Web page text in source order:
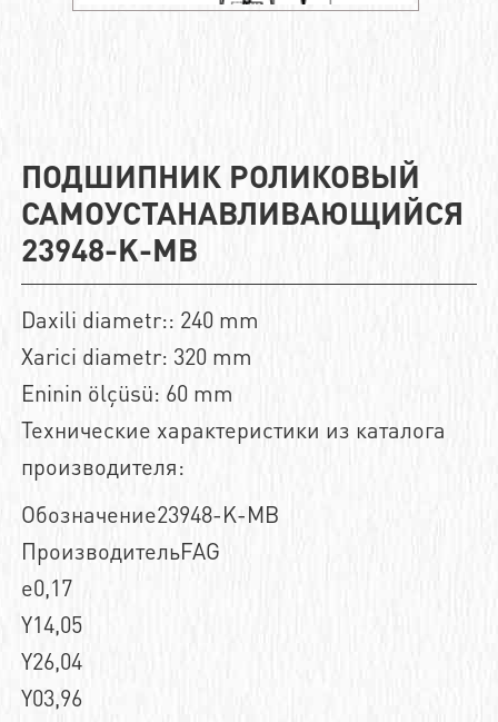
ПОДШИПНИК РОЛИКОВЫЙ
САМОУСТАНАВЛИВАЮЩИЙСЯ
23948-K-MB
Daxili diametr:: 240 mm
Xarici diametr: 320 mm
Eninin ölçüsü: 60 mm
Технические характеристики из каталога
производителя:
Обозначение23948-K-MB
ПроизводительFAG
e0,17
Y14,05
Y26,04
Y03,96